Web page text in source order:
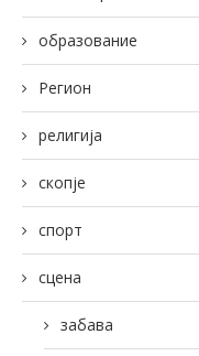
образование
Регион
религија
скопје
спорт
сцена
забава